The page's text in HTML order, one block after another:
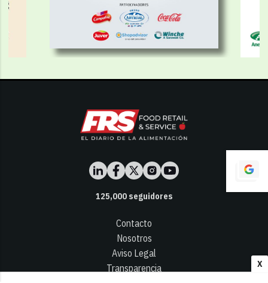
X
125,000seguidores
Contacto
Nosotros
Aviso Legal
Transparencia